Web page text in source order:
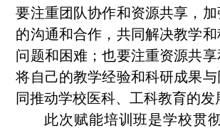
要注重团队协作和资源共享 ，
的沟通和合作，共同解决教学和
问题和困难 ；也要注重资源共享
将自己的教学经验和科研成果
同推动学校医科、工科教育的发
此次赋能培训班是学校贯